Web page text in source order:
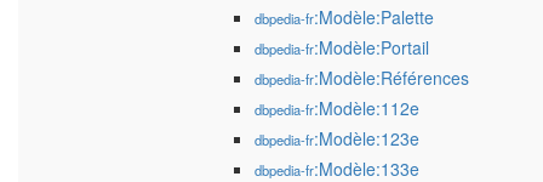
dbpedia-fr:Modèle:Palette
dbpedia-fr:Modèle:Portail
dbpedia-fr:Modèle:Références
dbpedia-fr:Modèle:112e
dbpedia-fr:Modèle:123e
dbpedia-fr:Modèle:133e